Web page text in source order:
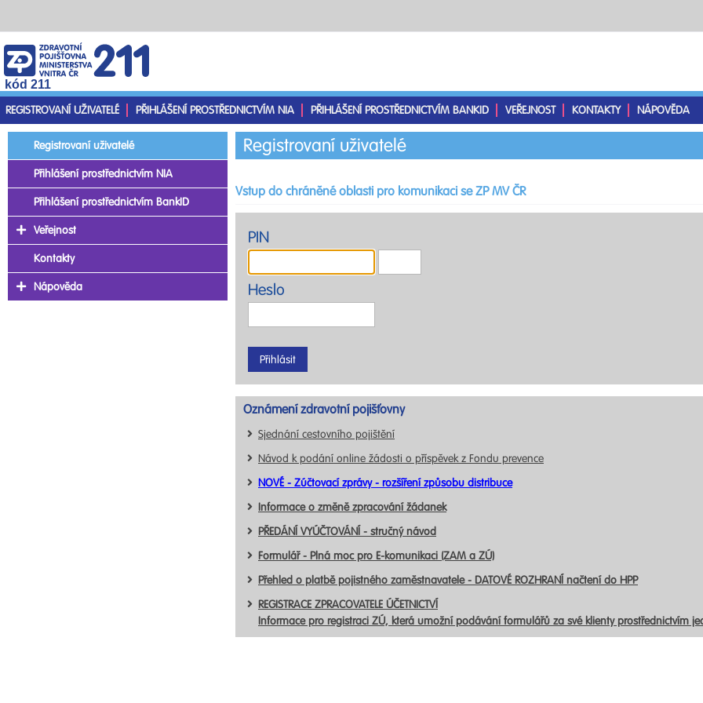
kód 211
REGISTROVANÍ UŽIVATELÉ
PŘIHLÁŠENÍ PROSTŘEDNICTVÍM NIA PŘIHLÁŠENÍ PROSTŘEDNICTVÍM BANKID VEŘEJNOST KONTAKTY NÁPOVĚDA
Registrovaní uživatelé
Vstup do chráněné oblasti pro komunikaci se ZP MV ČR
PIN
Heslo
Oznámení zdravotní pojišťovny
Sjednání cestovního pojištění
Návod k podání online žádosti o příspěvek z Fondu prevence
NOVÉ - Zúčtovací zprávy - rozšíření způsobu distribuce
Informace o změně zpracování žádanek
PŘEDÁNÍ VYÚČTOVÁNÍ - stručný návod
Formulář - Plná moc pro E-komunikaci (ZAM a ZÚ)
Přehled o platbě pojistného zaměstnavatele - DATOVÉ ROZHRANÍ načtení do HPP
REGISTRACE ZPRACOVATELE ÚČETNICTVÍ
Informace pro registraci ZÚ, která umožní podávání formulářů za své klienty prostřednictvím
Registrovaní uživatelé
Přihlášení prostřednictvím NIA
Přihlášení prostřednictvím BankID
Veřejnost
Kontakty
Nápověda